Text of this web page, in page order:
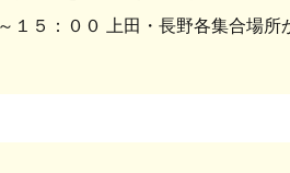
１５：００ 上田・長野各集合場所